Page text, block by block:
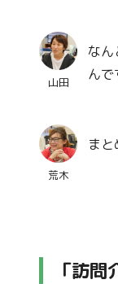
山田
なん
んで
荒木
まと
「訪